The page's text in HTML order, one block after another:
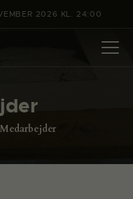
2026 KL. 24:00
Medarbejder